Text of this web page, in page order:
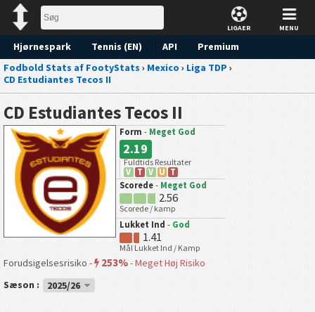
LIGAER MENU
Hjørnespark Tennis (EN) API Premium
Forudsigelse
Fodbold Stats af FootyStats › Mexico › Liga TDP ›
CD Estudiantes Tecos II
CD Estudiantes Tecos II
Form - Meget God
2.19
Fuldtids Resultater
V
T V U T
Scorede - Meget God
2.56
Scorede / kamp
Lukket Ind - God
1.41
Mål Lukket Ind / Kamp
Forudsigelsesrisiko - 253%-Meget Høj Risiko
Sæson :
2025/26